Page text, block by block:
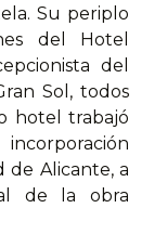
Su periplo
del Hotel
del
Sol, todos
hotel trabajó
de Alicante, a
de la obra